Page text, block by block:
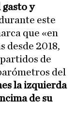
y
este
que «en
desde 2018,
de
del
la izquierda
de su